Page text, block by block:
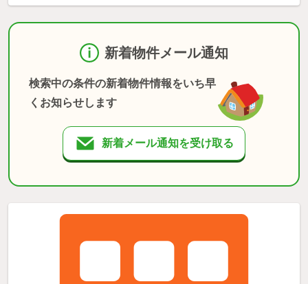
新着物件メール通知
検索中の条件の新着物件情報をいち早
くお知らせします
新着メール通知を受け取る